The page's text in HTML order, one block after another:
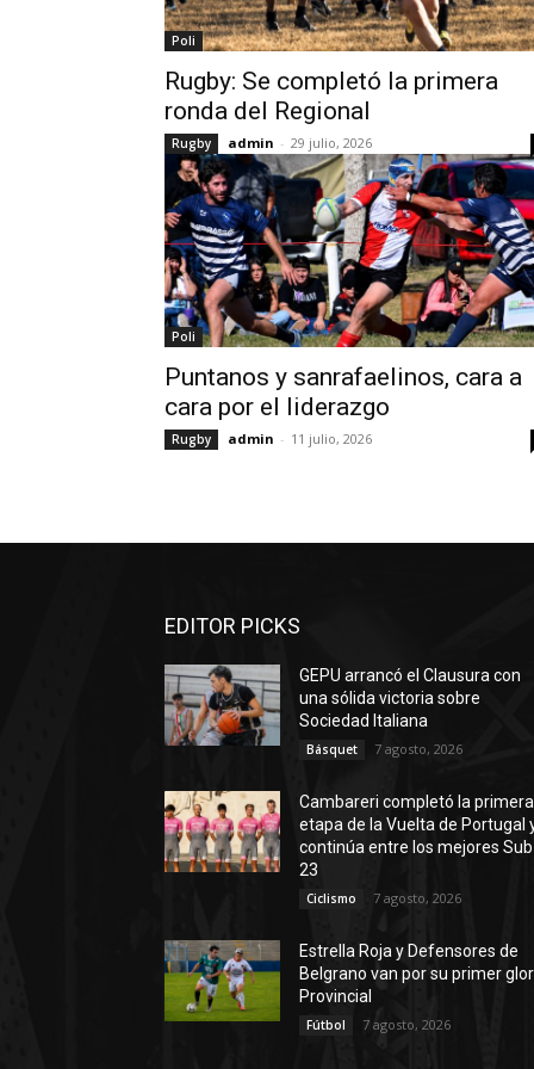
Poli
Rugby: Se completó la primera
ronda del Regional
Rugby admin - 29 julio, 2026
Poli
Puntanos y sanrafaelinos, cara a
cara por el liderazgo
Rugby admin - 11 julio, 2026
EDITOR PICKS
GEPU arrancó el Clausura con
una sólida victoria sobre
Sociedad Italiana
Básquet 7 agosto, 2026
Cambareri completó la primera
etapa de la Vuelta de Portugal
continúa entre los mejores Sub
23
Ciclismo 7 agosto, 2026
Estrella Roja y Defensores de
Belgrano van por su primer
Provincial
Fútbol 7 agosto, 2026